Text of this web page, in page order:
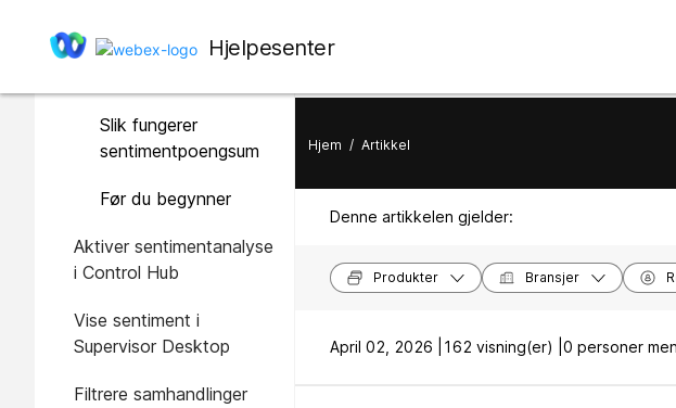
Hjelpesenter
I denne artikkelen
Slik fungerer
sentimentpoengsum
Før du begynner
Aktiver sentimentanalyse
i Control Hub
Vise sentiment i
Supervisor Desktop
Filtrere samhandlinger
Hjem / Artikkel
Denne artikkelen gjelder:
Produkter Bransjer
April 02, 2026 | 162 visning(er) | 0 personer